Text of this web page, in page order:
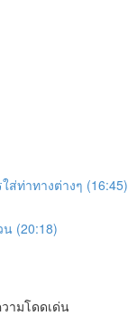
ส่ท่าทางต่างๆ (16:45)
(20:18)
ามโดดเด่น